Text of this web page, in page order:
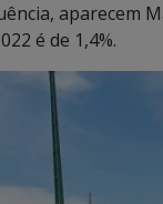
aparecem
é de 1,4%.